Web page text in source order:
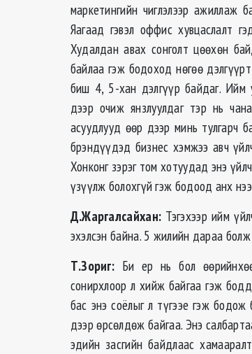
маркетингийн чиглэлээр ажиллаж
Яагаад гэвэл оффис хувцаслалт
Худалдан авах сонголт цөөхөн
байлаа гэж бодоход нөгөө
биш 4, 5-хан дэлгүүр байдаг. Ийм
дээр очиж янзлуулдаг тэр нь
асуудлууд өөр дээр минь тулгарч
брэндүүдэд бизнес хэмжээ авч
Хонконг зэрэг том хотуудад энэ
үзүүлж болохгүй гэж бодоод анх
Д.Жаргалсайхан: Тэгэхээр ийм
эхэлсэн байна. 5 жилийн дараа
Т.Зориг: Би ер нь бол
сонирхлоор л хийж байгаа гэж
бас энэ соёлыг л түгээе гэж
дээр өрсөлдөж байгаа. Энэ
эдийн засгийн байдлаас